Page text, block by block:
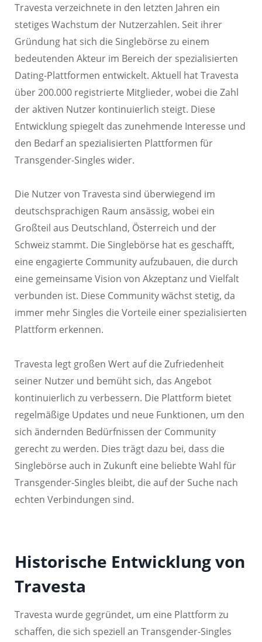
Travesta verzeichnete in den letzten Jahren ein
stetiges Wachstum der Nutzerzahlen. Seit ihrer
Gründung hat sich die Singlebörse zu einem
bedeutenden Akteur im Bereich der spezialisierten
Dating-Plattformen entwickelt. Aktuell hat Travesta
über 200.000 registrierte Mitglieder, wobei die Zahl
der aktiven Nutzer kontinuierlich steigt. Diese
Entwicklung spiegelt das zunehmende Interesse und
den Bedarf an spezialisierten Plattformen für
Transgender-Singles wider.
Die Nutzer von Travesta sind überwiegend im
deutschsprachigen Raum ansässig, wobei ein
Großteil aus Deutschland, Österreich und der
Schweiz stammt. Die Singlebörse hat es geschafft,
eine engagierte Community aufzubauen, die durch
eine gemeinsame Vision von Akzeptanz und Vielfalt
verbunden ist. Diese Community wächst stetig, da
immer mehr Singles die Vorteile einer spezialisierten
Plattform erkennen.
Travesta legt großen Wert auf die Zufriedenheit
seiner Nutzer und bemüht sich, das Angebot
kontinuierlich zu verbessern. Die Plattform bietet
regelmäßige Updates und neue Funktionen, um den
sich ändernden Bedürfnissen der Community
gerecht zu werden. Dies trägt dazu bei, dass die
Singlebörse auch in Zukunft eine beliebte Wahl für
Transgender-Singles bleibt, die auf der Suche nach
echten Verbindungen sind.
Historische Entwicklung von
Travesta
Travesta wurde gegründet, um eine Plattform zu
schaffen, die sich speziell an Transgender-Singles